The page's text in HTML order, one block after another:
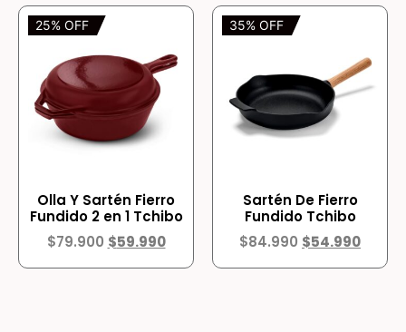
25% OFF
Olla Y Sartén Fierro
Fundido 2 en 1 Tchibo
$79.900 $59.990
35% OFF
Sartén De Fierro
Fundido Tchibo
$84.990 $54.990